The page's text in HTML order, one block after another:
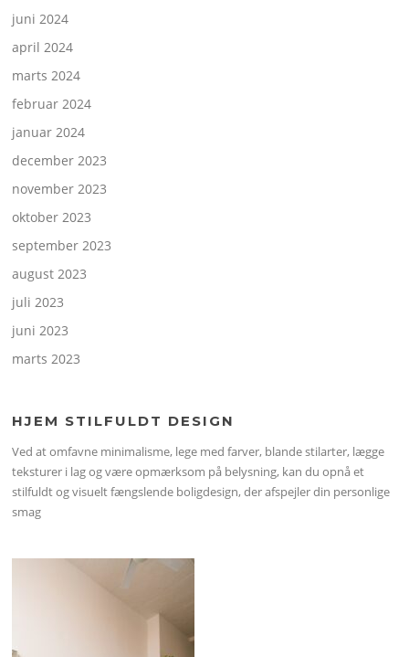
juni 2024
april 2024
marts 2024
februar 2024
januar 2024
december 2023
november 2023
oktober 2023
september 2023
august 2023
juli 2023
juni 2023
marts 2023
HJEM STILFULDT DESIGN
Ved at omfavne minimalisme, lege med farver, blande stilarter, lægge
teksturer i lag og være opmærksom på belysning, kan du opnå et
stilfuldt og visuelt fængslende boligdesign, der afspejler din personlige
smag